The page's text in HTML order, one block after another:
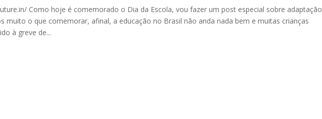
Como hoje é comemorado o Dia da Escola, vou fazer um post especial sobre adaptação
muito o que comemorar, afinal, a educação no Brasil não anda nada bem e muitas crianças
à greve de...